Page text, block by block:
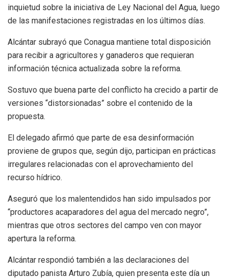
inquietud sobre la iniciativa de Ley Nacional del Agua, luego
de las manifestaciones registradas en los últimos días.
Alcántar subrayó que Conagua mantiene total disposición
para recibir a agricultores y ganaderos que requieran
información técnica actualizada sobre la reforma.
Sostuvo que buena parte del conflicto ha crecido a partir de
versiones “distorsionadas” sobre el contenido de la
propuesta.
El delegado afirmó que parte de esa desinformación
proviene de grupos que, según dijo, participan en prácticas
irregulares relacionadas con el aprovechamiento del
recurso hídrico.
Aseguró que los malentendidos han sido impulsados por
“productores acaparadores del agua del mercado negro”,
mientras que otros sectores del campo ven con mayor
apertura la reforma.
Alcántar respondió también a las declaraciones del
diputado panista Arturo Zubía, quien presenta este día un